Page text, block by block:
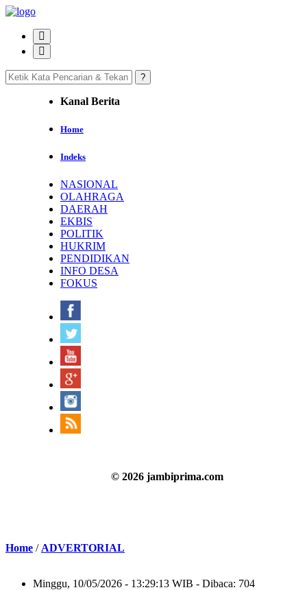
Kanal Berita
Home
Indeks
NASIONAL
OLAHRAGA
DAERAH
EKBIS
POLITIK
HUKRIM
PENDIDIKAN
INFO DESA
FOKUS
© 2026 jambiprima.com
Home / ADVERTORIAL
Minggu, 10/05/2026 - 13:29:13 WIB - Dibaca: 704